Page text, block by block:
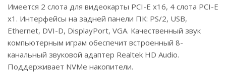
Имеется 2 слота для видеокарты PCI-E x16, 4 слота PCI-E
x1. Интерфейсы на задней панели ПК: PS/2, USB,
Ethernet, DVI-D, DisplayPort, VGA. Качественный звук
компьютерным играм обеспечит встроенный 8-
канальный звуковой адаптер Realtek HD Audio.
Поддерживает NVMe накопители.